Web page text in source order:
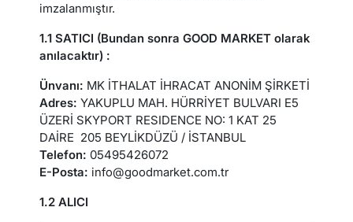
imzalanmıştır.
1.1 SATICI (Bundan sonra GOOD MARKET olarak
anılacaktır) :
Ünvanı: MK İTHALAT İHRACAT ANONİM ŞİRKETİ
Adres: YAKUPLU MAH. HÜRRİYET BULVARI E5
ÜZERİ SKYPORT RESIDENCE NO: 1 KAT 25
DAİRE 205 BEYLİKDÜZÜ / İSTANBUL
Telefon: 05495426072
E-Posta: info@goodmarket.com.tr
1.2 ALICI